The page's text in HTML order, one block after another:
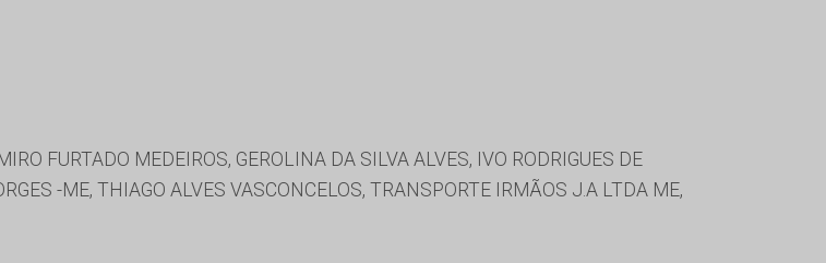
FURTADO MEDEIROS, GEROLINA DA SILVA ALVES, IVO RODRIGUES DE
-ME, THIAGO ALVES VASCONCELOS, TRANSPORTE IRMÃOS J.A LTDA ME,